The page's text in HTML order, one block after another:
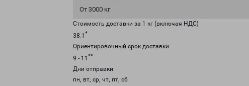
От 3000 кг
Стоимость доставки за 1 кг (включая НДС)
38.1 *
Ориентировочный срок доставки
9 - 11 **
Дни отправки
пн, вт, ср, чт, пт, сб